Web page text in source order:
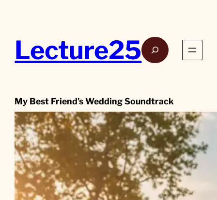
Lecture25Rech
My Best Friend’s Wedding Soundtrack